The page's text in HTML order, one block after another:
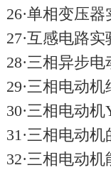
26·单相变压器
27·互感电路实
28·三相异步
29·三相电动
30·三相电动
31·三相电动
32·三相电动